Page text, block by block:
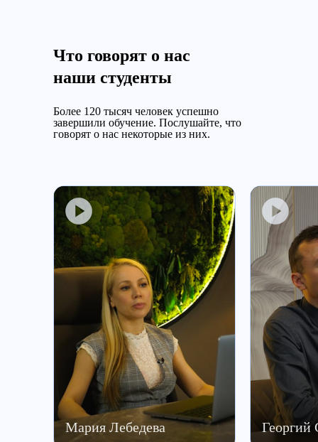
Что говорят о нас
наши студенты
Более 120 тысяч человек успешно
завершили обучение. Послушайте, что
говорят о нас некоторые из них.
Мария Лебедева Георгий